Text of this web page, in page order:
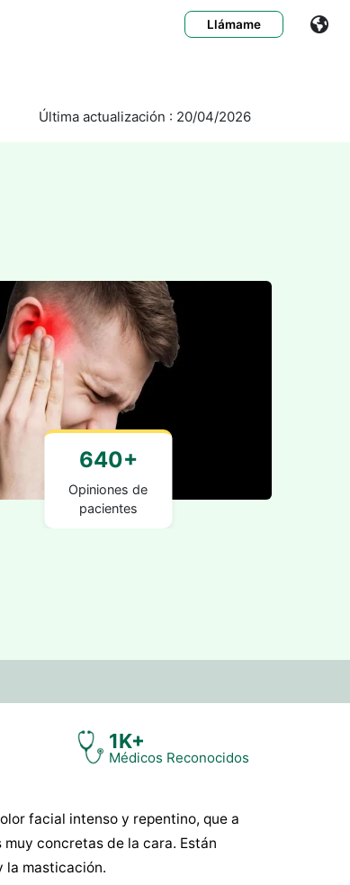
Llámame
Última actualización : 20/04/2026
640+
Opiniones de
pacientes
1K+
Médicos Reconocidos
facial intenso y repentino, que a
concretas de la cara. Están
la masticación.